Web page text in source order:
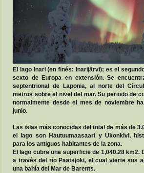
El lago Inari (en finés: Inarijärvi); es el
sexto de Europa en extensión. Se
septentrional de Laponia, al norte del
metros sobre el nivel del mar. Su periodo de
normalmente desde el mes de noviembre
junio.
Las islas más conocidas del total de más de
el lago son Hautuumaasaari y Ukonkivi,
para los antiguos habitantes de la zona.
El lago cubre una superficie de 1,040.28 km2.
a través del río Paatsjoki, el cual vierte sus
una bahía del Mar de Barents.